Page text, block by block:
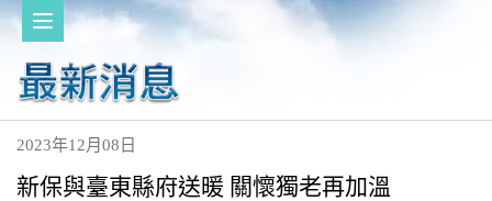
2023年12月08日
新保與臺東縣府送暖 關懷獨老再加溫